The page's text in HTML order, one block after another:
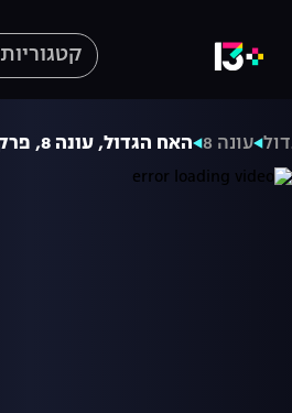
קטגוריות
עונה 8 האח הגדול, עונה 8, פרק 44: שלי חוצה את הגבול